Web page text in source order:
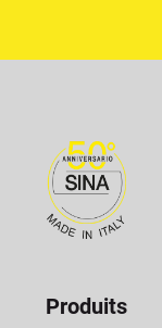
Produits